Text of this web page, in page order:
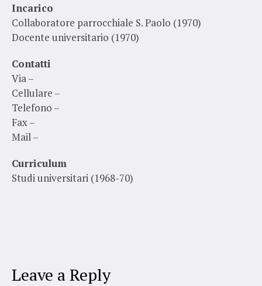
Incarico
Collaboratore parrocchiale S. Paolo (1970)
Docente universitario (1970)
Contatti
Via –
Cellulare –
Telefono –
Fax –
Mail –
Curriculum
Studi universitari (1968-70)
Leave a Reply